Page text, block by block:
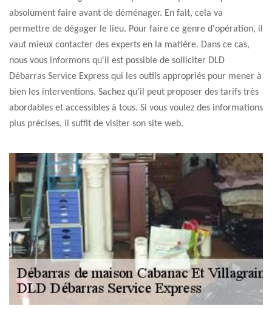
absolument faire avant de déménager. En fait, cela va
permettre de dégager le lieu. Pour faire ce genre d'opération, il
vaut mieux contacter des experts en la matière. Dans ce cas,
nous vous informons qu'il est possible de solliciter DLD
Débarras Service Express qui les outils appropriés pour mener à
bien les interventions. Sachez qu'il peut proposer des tarifs très
abordables et accessibles à tous. Si vous voulez des informations
plus précises, il suffit de visiter son site web.